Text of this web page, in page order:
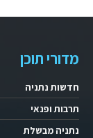
מדורי תוכן
חדשות נתניה
תרבות ופנאי
נתניה מבשלת